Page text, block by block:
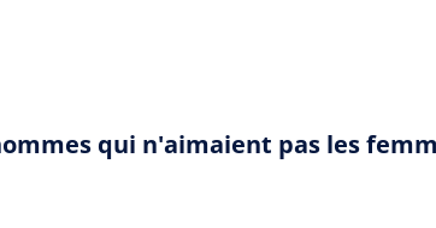
qui n'aimaient pas les